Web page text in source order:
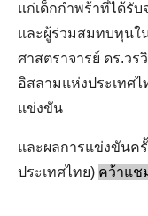
แก่เด็กกำพร้าที่ได้รั
และผู้ร่วมสมทบทุนใ
ศาสตราจารย์ ดร.ว
อิสลามแห่งประเทศไ
แข่งขัน
และผลการแข่งขันค
ประเทศไทย) คว้าแช